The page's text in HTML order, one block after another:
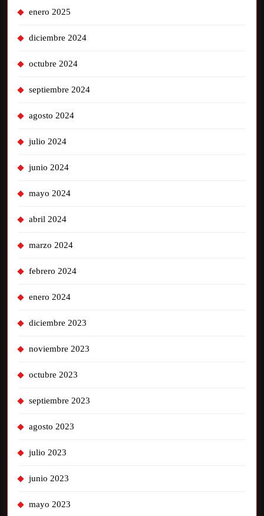
enero 2025
diciembre 2024
octubre 2024
septiembre 2024
agosto 2024
julio 2024
junio 2024
mayo 2024
abril 2024
marzo 2024
febrero 2024
enero 2024
diciembre 2023
noviembre 2023
octubre 2023
septiembre 2023
agosto 2023
julio 2023
junio 2023
mayo 2023